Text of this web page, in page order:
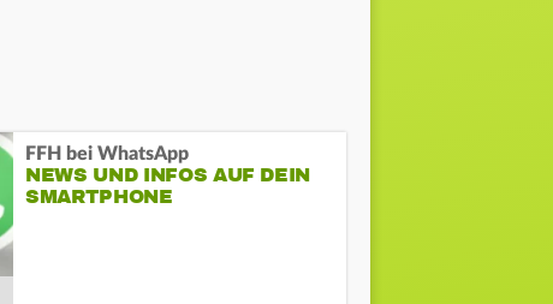
FFH bei WhatsApp
NEWS UND INFOS AUF DEIN
SMARTPHONE